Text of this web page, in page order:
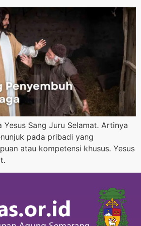
Sang Juru Selamat. Artinya
pada pribadi yang
atau kompetensi khusus. Yesus